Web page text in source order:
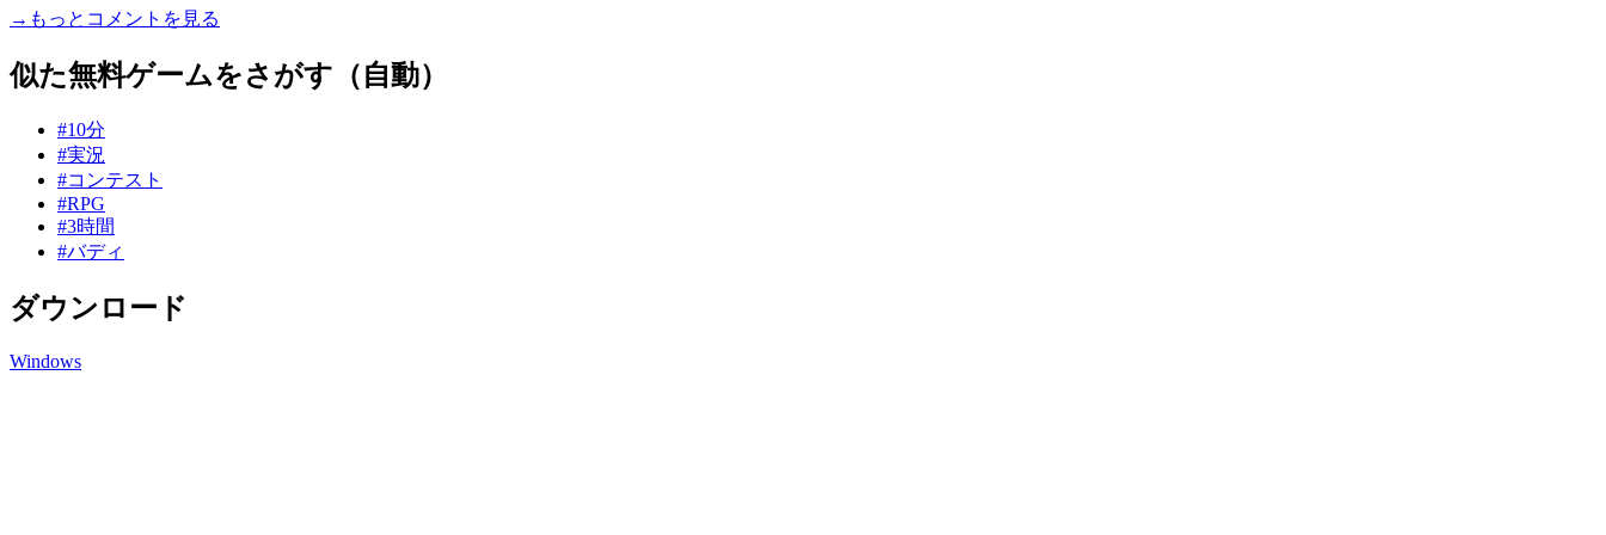
→もっとコメントを見る
似た無料ゲームをさがす（自動）
#10分
#実況
#コンテスト
#RPG
#3時間
#バディ
ダウンロード
Windows